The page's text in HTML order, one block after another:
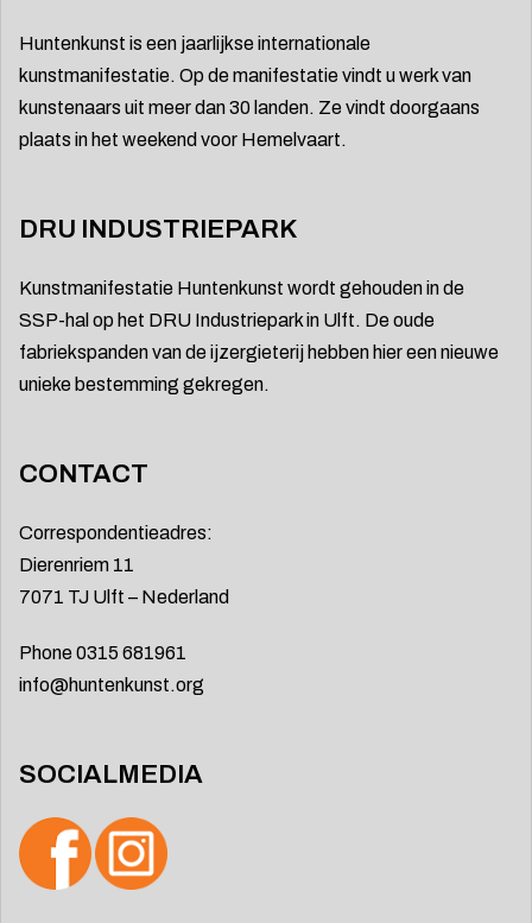
Huntenkunst is een jaarlijkse internationale
kunstmanifestatie. Op de manifestatie vindt u werk van
kunstenaars uit meer dan 30 landen. Ze vindt doorgaans
plaats in het weekend voor Hemelvaart.
DRU INDUSTRIEPARK
Kunstmanifestatie Huntenkunst wordt gehouden in de
SSP-hal op het DRU Industriepark in Ulft. De oude
fabriekspanden van de ijzergieterij hebben hier een nieuwe
unieke bestemming gekregen.
CONTACT
Correspondentieadres:
Dierenriem 11
7071 TJ Ulft – Nederland
Phone 0315 681961
info@huntenkunst.org
SOCIALMEDIA